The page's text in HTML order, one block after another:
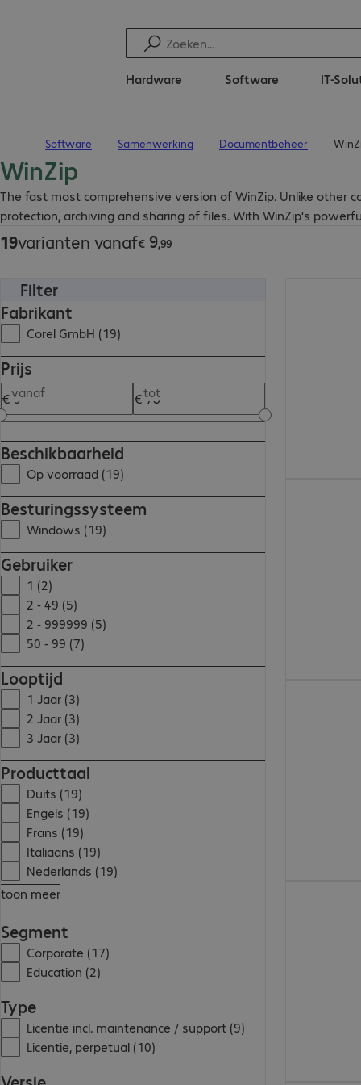
Hardware Software IT-
Software Samenwerking Documentbeheer
WinZip
The fast most comprehensive version of WinZip. Unlike other
protection, archiving and sharing of files. With WinZip's
19varianten vanaf€ 9,99
€ 9,99
Filter
Fabrikant
Corel GmbH (19)
Prijs
vanaf tot
Beschikbaarheid
Op voorraad (19)
Besturingssysteem
Windows (19)
Gebruiker
1 (2)
2 - 49 (5)
2 - 999999 (5)
50 - 99 (7)
Looptijd
1 Jaar (3)
2 Jaar (3)
3 Jaar (3)
Producttaal
Duits (19)
Engels (19)
Frans (19)
Italiaans (19)
Nederlands (19)
toon meer
Segment
Corporate (17)
Education (2)
Type
Licentie incl. maintenance / support (9)
Licentie, perpetual (10)